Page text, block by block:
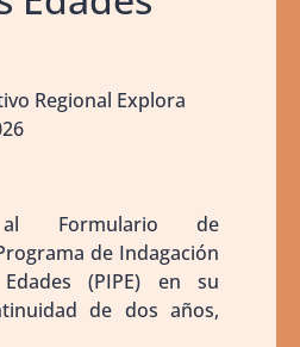
Regional Explora
al Formulario de
de Indagación
(PIPE) en su
de dos años,